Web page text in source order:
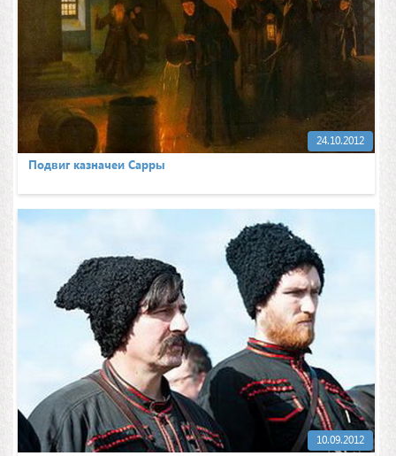
24.10.2012
Подвиг казначеи Сарры
10.09.2012